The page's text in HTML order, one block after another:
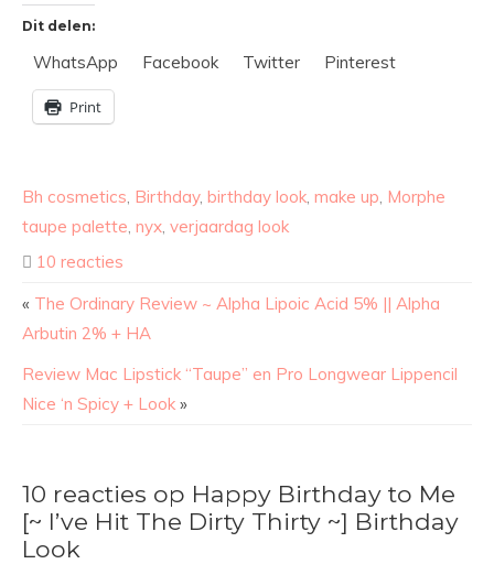
Dit delen:
WhatsApp Facebook Twitter Pinterest
Print
Bh cosmetics Birthday, birthday look make up Morphe
taupe palette nyx verjaardag look
10 reacties
« The Ordinary Review ~ Alpha Lipoic Acid 5% || Alpha
Arbutin 2% + HA
Review Mac Lipstick “Taupe” en Pro Longwear Lippencil
Nice ‘n Spicy + Look »
10 reacties op Happy Birthday to Me
[~ I’ve Hit The Dirty Thirty ~] Birthday
Look